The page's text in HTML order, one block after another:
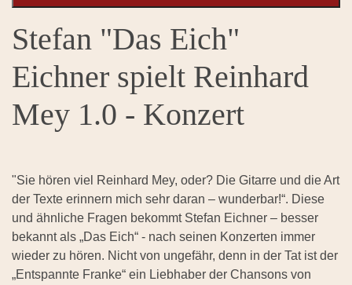
Stefan "Das Eich"
Eichner spielt Reinhard
Mey 1.0 - Konzert
"Sie hören viel Reinhard Mey, oder? Die Gitarre und die Art
der Texte erinnern mich sehr daran – wunderbar!“. Diese
und ähnliche Fragen bekommt Stefan Eichner – besser
bekannt als „Das Eich“ - nach seinen Konzerten immer
wieder zu hören. Nicht von ungefähr, denn in der Tat ist der
„Entspannte Franke“ ein Liebhaber der Chansons von